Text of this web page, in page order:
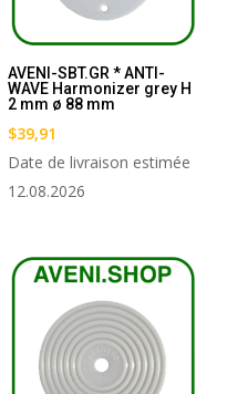
AVENI-SBT.GR * ANTI-
WAVE Harmonizer grey H
2 mm ø 88 mm
$39,91
Date de livraison estimée
12.08.2026